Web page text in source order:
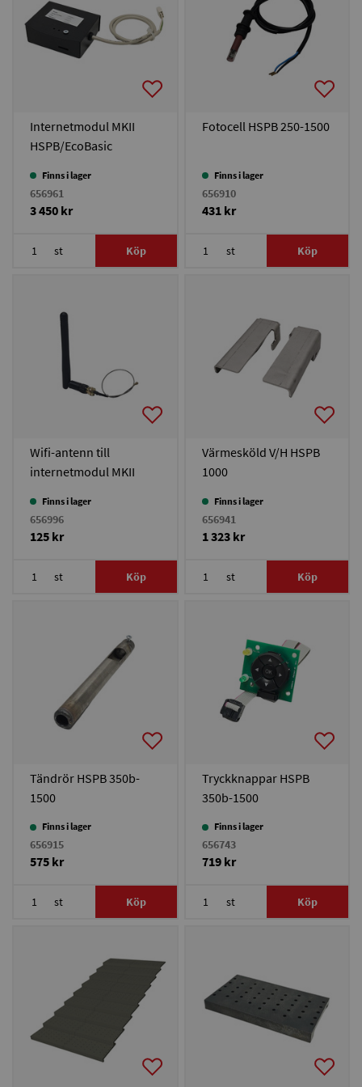
Internetmodul MKII
HSPB/EcoBasic
Finns i lager
656961
3 450 kr
st Köp
Fotocell HSPB 250-1500
Finns i lager
656910
431 kr
st Köp
Wifi-antenn till
internetmodul MKII
Finns i lager
656996
125 kr
st Köp
Värmesköld V/H HSPB
1000
Finns i lager
656941
1 323 kr
st Köp
Tändrör HSPB 350b-
1500
Finns i lager
656915
575 kr
st Köp
Tryckknappar HSPB
350b-1500
Finns i lager
656743
719 kr
st Köp